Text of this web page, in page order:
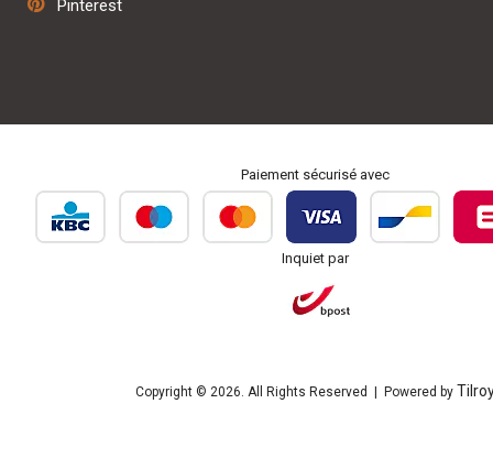
Personnalisation et broderie
Pinterest
Paiement sécurisé avec
Inquiet par
Copyright © 2026. All Rights Reserved | Powered by